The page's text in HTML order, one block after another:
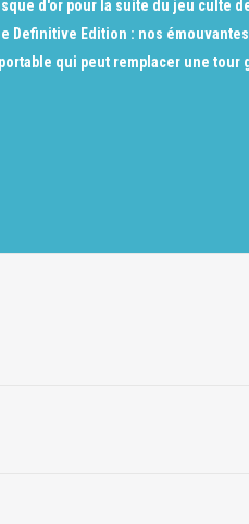
d'or pour la suite du jeu culte
Definitive Edition : nos
portable qui peut remplacer une tour